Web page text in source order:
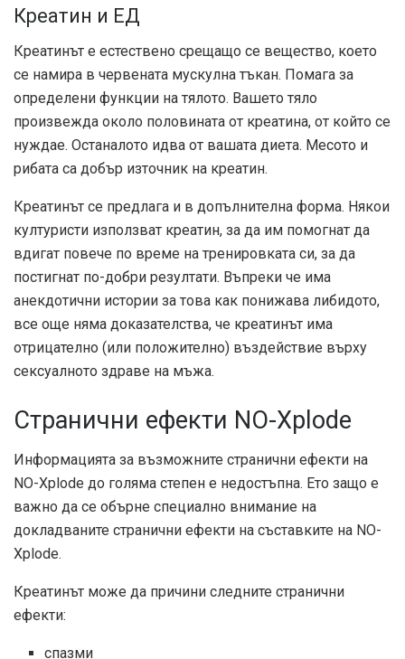
Креатин и ЕД
Креатинът е естествено срещащо се вещество, което
се намира в червената мускулна тъкан. Помага за
определени функции на тялото. Вашето тяло
произвежда около половината от креатина, от който се
нуждае. Останалото идва от вашата диета. Месото и
рибата са добър източник на креатин.
Креатинът се предлага и в допълнителна форма. Някои
културисти използват креатин, за да им помогнат да
вдигат повече по време на тренировката си, за да
постигнат по-добри резултати. Въпреки че има
анекдотични истории за това как понижава либидото,
все още няма доказателства, че креатинът има
отрицателно (или положително) въздействие върху
сексуалното здраве на мъжа.
Странични ефекти NO-Xplode
Информацията за възможните странични ефекти на
NO-Xplode до голяма степен е недостъпна. Ето защо е
важно да се обърне специално внимание на
докладваните странични ефекти на съставките на NO-
Xplode.
Креатинът може да причини следните странични
ефекти:
спазми